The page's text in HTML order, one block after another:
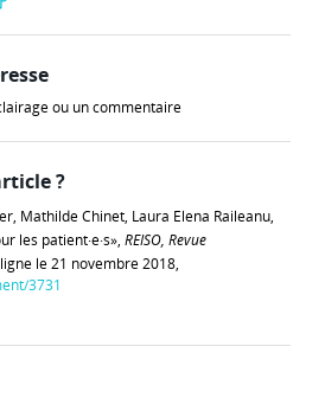
ou un commentaire
?
Mathilde Chinet, Laura Elena Raileanu,
les patient·e·s», REISO, Revue
le 21 novembre 2018,
3731